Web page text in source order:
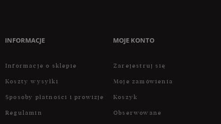
INFORMACJE
Informacje o sklepie
Koszty wysyłki
Sposoby płatności i prowizje
Regulamin
MOJE KONTO
Zarejestruj się
Moje zamówienia
Koszyk
Obserwowane